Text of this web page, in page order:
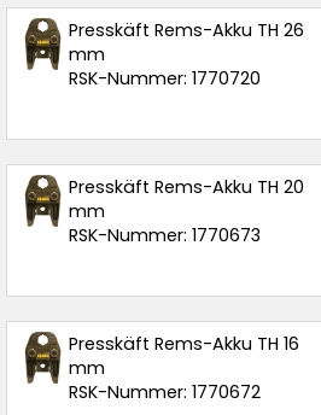
Presskäft Rems-Akku TH 26
mm
RSK-Nummer: 1770720
Presskäft Rems-Akku TH 20
mm
RSK-Nummer: 1770673
Presskäft Rems-Akku TH 16
mm
RSK-Nummer: 1770672